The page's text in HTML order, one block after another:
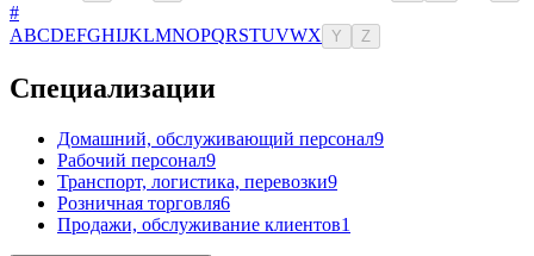
#
ABCDEFGHIJKLMNOPQRSTUVWX Y Z
Специализации
Домашний, обслуживающий персонал9
Рабочий персонал9
Транспорт, логистика, перевозки9
Розничная торговля6
Продажи, обслуживание клиентов1